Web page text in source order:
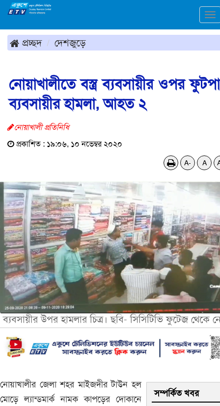
প্রচ্ছদ দেশজুড়ে
নোয়াখালীতে বস্ত্র ব্যবসায়ীর ওপর
ব্যবসায়ীর হামলা, আহত ২
নোয়াখালী প্রতিনিধি
প্রকাশিত : ১৯:০৬, ১০ নভেম্বর ২০২০
A- A
ব্যবসায়ীর উপর হামলার চিত্র। ছবি- সিসিটিভি ফুটেজ থেকে
সম্পর্কিত খবর
নোয়াখালীর জেলা শহর মাইজদীর টাউন হল
মোড়ে ল্যান্ডমার্ক নামক কাপড়ের দোকানে